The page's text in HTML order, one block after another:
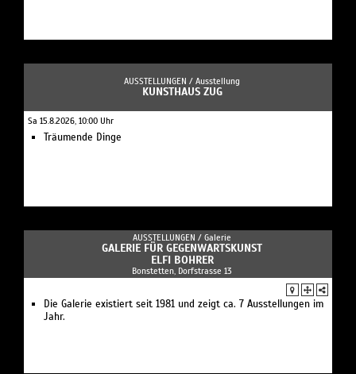
AUSSTELLUNGEN / Ausstellung
KUNSTHAUS ZUG
Sa 15.8.2026, 10:00 Uhr
Träumende Dinge
AUSSTELLUNGEN / Galerie
GALERIE FÜR GEGENWARTSKUNST
ELFI BOHRER
Bonstetten, Dorfstrasse 13
Die Galerie existiert seit 1981 und zeigt ca. 7 Ausstellungen im
Jahr.